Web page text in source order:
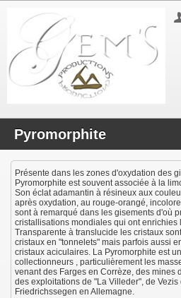
Pyromorphite
Présente dans les zones d'oxydation des
Pyromorphite est souvent associée à la
Son éclat adamantin à résineux aux
après oxydation, au rouge-orangé,
sont à remarqué dans les gisements d'où
cristallisations mondiales qui ont
Transparente à translucide les cristaux
cristaux en "tonnelets" mais parfois aussi
cristaux aciculaires. La Pyromorphite est
collectionneurs , particulièrement les
venant des Farges en Corrèze, des mines
des exploitations de "La Villeder", de Vezis
Friedrichssegen en Allemagne.